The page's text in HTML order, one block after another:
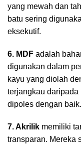
yang mewah dan
batu sering
eksekutif.
6. MDF adalah
digunakan dalam
kayu yang diolah
terjangkau daripada
dipoles dengan baik.
7. Akrilik memiliki
transparan. Mereka